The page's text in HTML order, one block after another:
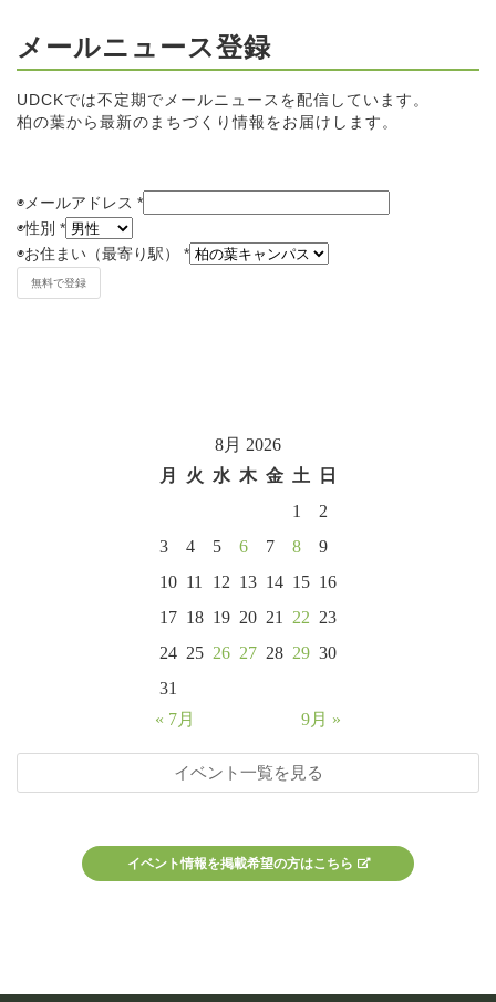
メールニュース登録
UDCKでは不定期でメールニュースを配信しています。
柏の葉から最新のまちづくり情報をお届けします。
◉メールアドレス *
◉性別 *
◉お住まい（最寄り駅） *
8月 2026
月
火 水 木 金 土
日
1
2
3
4 5 6 7 8
9
10 11 12 13 14 15 16
17 18 19 20 21 22 23
24 25 26 27 28 29 30
31
« 7月
9月 »
イベント一覧を見る
イベント情報を掲載希望の方はこちら